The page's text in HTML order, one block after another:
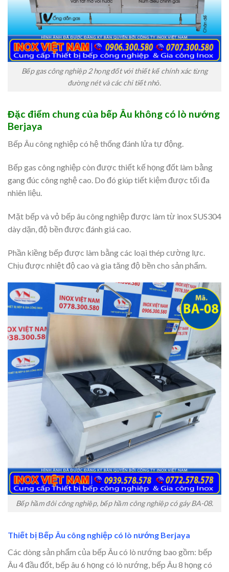
Bếp gas công nghiệp 2 họng đốt với thiết kế chính xác từng
đường nét và các chi tiết nhỏ.
Đặc điểm chung của bếp Âu không có lò nướng
Berjaya
Bếp Âu công nghiệp có hệ thống đánh lửa tự động.
Bếp gas công nghiệp còn được thiết kế họng đốt làm bằng
gang đúc công nghệ cao. Do đó giúp tiết kiệm được tối đa
nhiên liệu.
Mặt bếp và vỏ bếp âu công nghiệp được làm từ inox SUS304
dày dặn, độ bền được đánh giá cao.
Phần kiềng bếp được làm bằng các loại thép cường lực.
Chịu được nhiệt độ cao và gia tăng độ bền cho sản phẩm.
Bếp hầm đôi công nghiệp, bếp hầm công nghiệp có gáy BA-08.
Thiết bị Bếp Âu công nghiệp có lò nướng Berjaya
Các dòng sản phẩm của bếp Âu có lò nướng bao gồm: bếp
Âu 4 đầu đốt, bếp âu 6 họng có lò nướng, bếp Âu 8 họng có